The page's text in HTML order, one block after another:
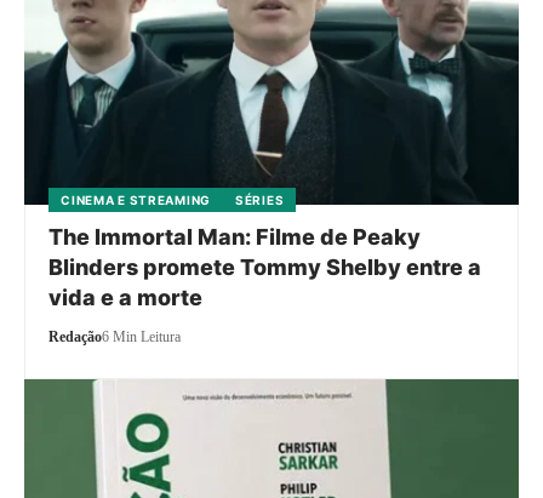
CINEMA E STREAMING SÉRIES
The Immortal Man: Filme de Peaky
Blinders promete Tommy Shelby entre a
vida e a morte
Redação6 Min Leitura